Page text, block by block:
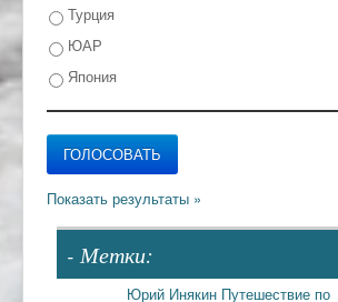
Турция
ЮАР
Япония
- Метки:
Юрий Инякин Путешествие по